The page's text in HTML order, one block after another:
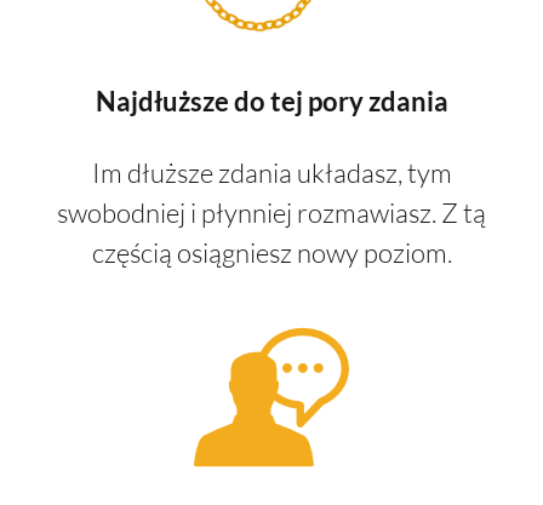
Najdłuższe do tej pory zdania
Im dłuższe zdania układasz, tym
swobodniej i płynniej rozmawiasz. Z tą
częścią osiągniesz nowy poziom.